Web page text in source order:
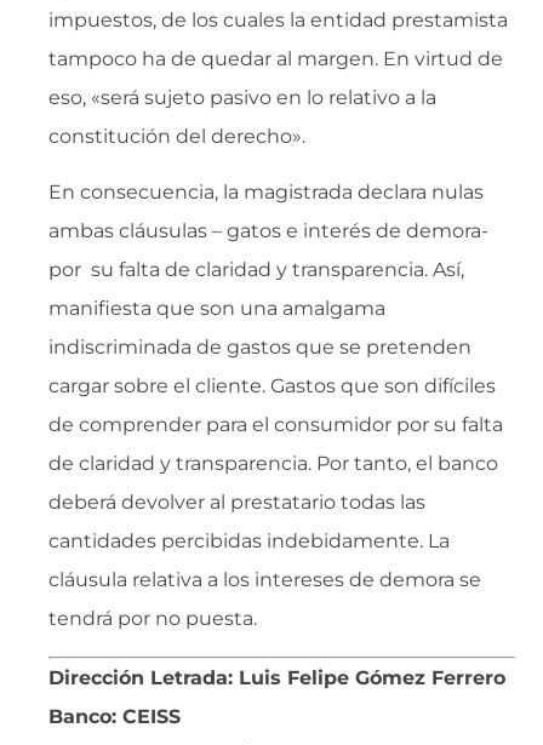
impuestos, de los cuales la entidad prestamista
tampoco ha de quedar al margen. En virtud de
eso, «será sujeto pasivo en lo relativo a la
constitución del derecho».
En consecuencia, la magistrada declara nulas
ambas cláusulas – gatos e interés de demora-
por su falta de claridad y transparencia. Así,
manifiesta que son una amalgama
indiscriminada de gastos que se pretenden
cargar sobre el cliente. Gastos que son difíciles
de comprender para el consumidor por su falta
de claridad y transparencia. Por tanto, el banco
deberá devolver al prestatario todas las
cantidades percibidas indebidamente. La
cláusula relativa a los intereses de demora se
tendrá por no puesta.
Dirección Letrada: Luis Felipe Gómez Ferrero
Banco: CEISS